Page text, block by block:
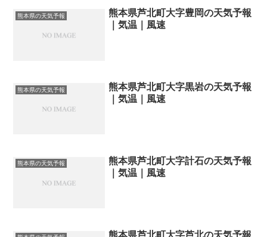
熊本県の天気予報
熊本県芦北町大字豊岡の天気予報
｜気温｜風速
熊本県の天気予報
熊本県芦北町大字黒岩の天気予報
｜気温｜風速
熊本県の天気予報
熊本県芦北町大字計石の天気予報
｜気温｜風速
熊本県芦北町大字芦北の天気予報